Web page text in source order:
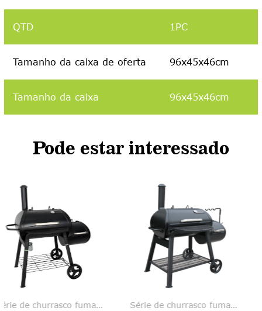
QTD 1PC
Tamanho da caixa de oferta 96x45x46cm
Tamanho da caixa 96x45x46cm
Pode estar interessado
Série de churrasco fumado
Série de churrasco fumado